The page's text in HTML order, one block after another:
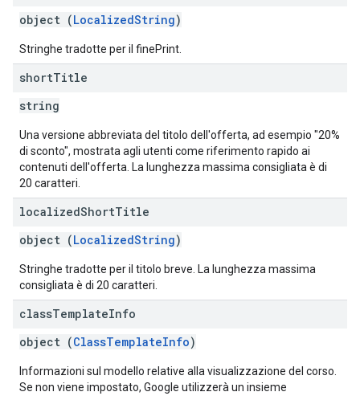
object (LocalizedString)
Stringhe tradotte per il finePrint.
shortTitle
string
Una versione abbreviata del titolo dell'offerta, ad esempio "20%
di sconto", mostrata agli utenti come riferimento rapido ai
contenuti dell'offerta. La lunghezza massima consigliata è di
20 caratteri.
localizedShortTitle
object (LocalizedString)
Stringhe tradotte per il titolo breve. La lunghezza massima
consigliata è di 20 caratteri.
classTemplateInfo
object (ClassTemplateInfo)
Informazioni sul modello relative alla visualizzazione del corso.
Se non viene impostato, Google utilizzerà un insieme